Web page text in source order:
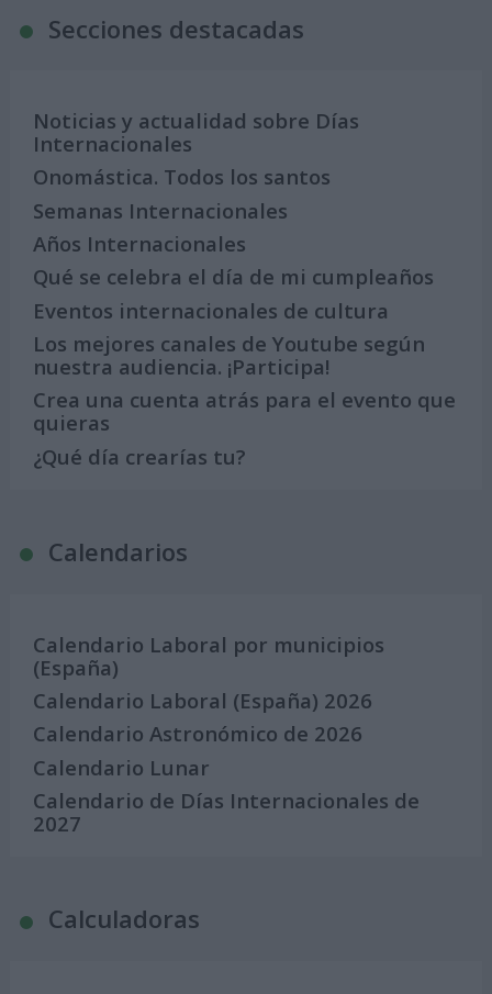
Secciones destacadas
Noticias y actualidad sobre Días
Internacionales
Onomástica. Todos los santos
Semanas Internacionales
Años Internacionales
Qué se celebra el día de mi cumpleaños
Eventos internacionales de cultura
Los mejores canales de Youtube según
nuestra audiencia. ¡Participa!
Crea una cuenta atrás para el evento que
quieras
¿Qué día crearías tu?
Calendarios
Calendario Laboral por municipios
(España)
Calendario Laboral (España) 2026
Calendario Astronómico de 2026
Calendario Lunar
Calendario de Días Internacionales de
2027
Calculadoras